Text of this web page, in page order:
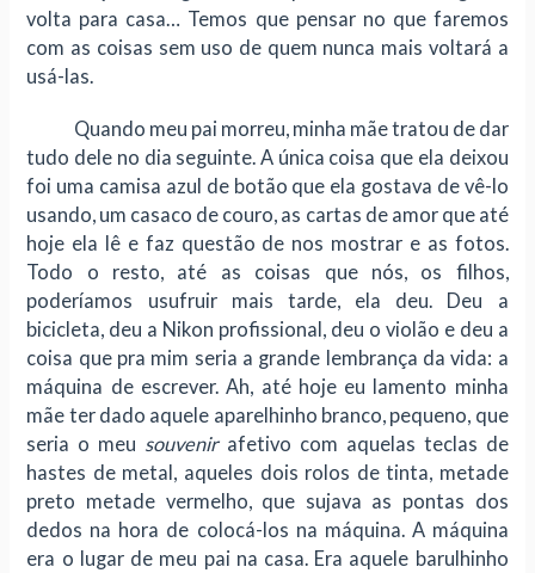
volta para casa… Temos que pensar no que faremos
com as coisas sem uso de quem nunca mais voltará a
usá-las.
Quando meu pai morreu, minha mãe tratou de dar
tudo dele no dia seguinte. A única coisa que ela deixou
foi uma camisa azul de botão que ela gostava de vê-lo
usando, um casaco de couro, as cartas de amor que até
hoje ela lê e faz questão de nos mostrar e as fotos.
Todo o resto, até as coisas que nós, os filhos,
poderíamos usufruir mais tarde, ela deu. Deu a
bicicleta, deu a Nikon profissional, deu o violão e deu a
coisa que pra mim seria a grande lembrança da vida: a
máquina de escrever. Ah, até hoje eu lamento minha
mãe ter dado aquele aparelhinho branco, pequeno, que
seria o meu souvenirafetivo com aquelas teclas de
hastes de metal, aqueles dois rolos de tinta, metade
preto metade vermelho, que sujava as pontas dos
dedos na hora de colocá-los na máquina. A máquina
era o lugar de meu pai na casa. Era aquele barulhinho